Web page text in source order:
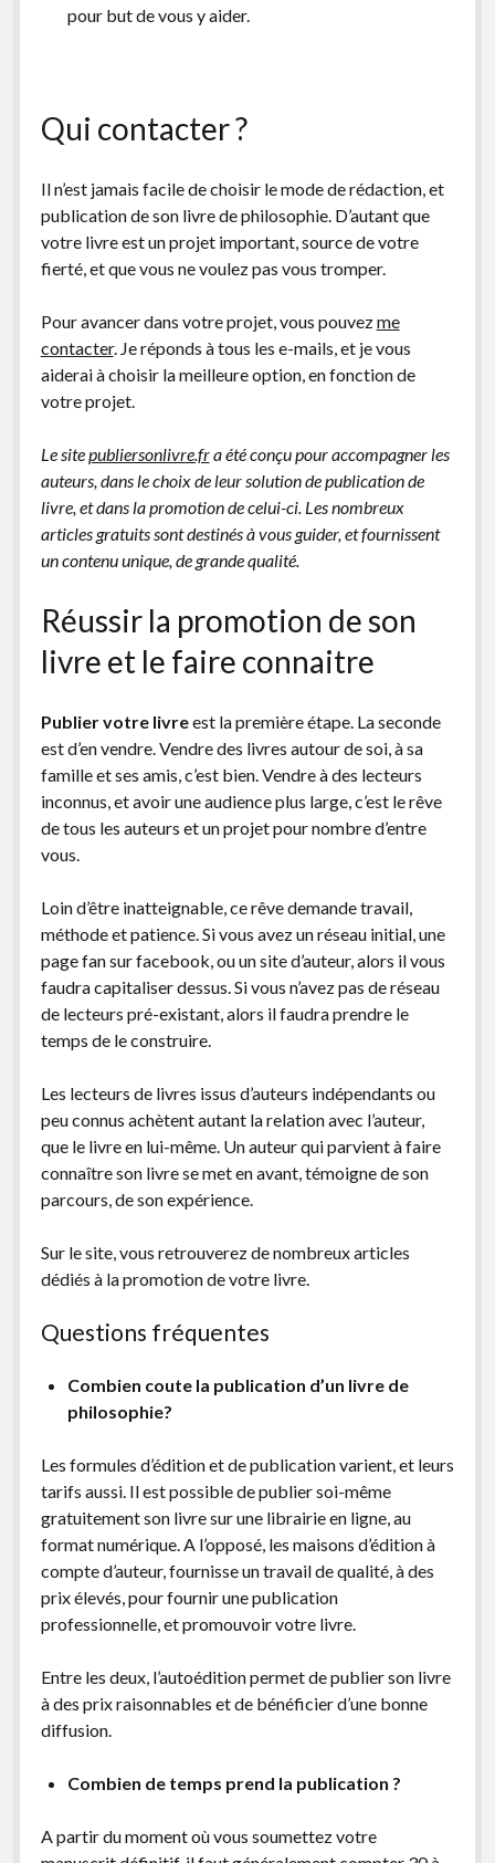
pour but de vous y aider.
Qui contacter ?
Il n’est jamais facile de choisir le mode de rédaction, et
publication de son livre de philosophie. D’autant que
votre livre est un projet important, source de votre
fierté, et que vous ne voulez pas vous tromper.
Pour avancer dans votre projet, vous pouvezme
contacter. Je réponds à tous les e-mails, et je vous
aiderai à choisir la meilleure option, en fonction de
votre projet.
Le sitepubliersonlivre.fra été conçu pour accompagner les
auteurs, dans le choix de leur solution de publication de
livre, et dans la promotion de celui-ci. Les nombreux
articles gratuits sont destinés à vous guider, et fournissent
un contenu unique, de grande qualité.
Réussir la promotion de son
livre et le faire connaitre
Publier votre livreest la première étape. La seconde
est d’en vendre. Vendre des livres autour de soi, à sa
famille et ses amis, c’est bien. Vendre à des lecteurs
inconnus, et avoir une audience plus large, c’est le rêve
de tous les auteurs et un projet pour nombre d’entre
vous.
Loin d’être inatteignable, ce rêve demande travail,
méthode et patience. Si vous avez un réseau initial, une
page fan sur facebook, ou un site d’auteur, alors il vous
faudra capitaliser dessus. Si vous n’avez pas de réseau
de lecteurs pré-existant, alors il faudra prendre le
temps de le construire.
Les lecteurs de livres issus d’auteurs indépendants ou
peu connus achètent autant la relation avec l’auteur,
que le livre en lui-même. Un auteur qui parvient à faire
connaître son livre se met en avant, témoigne de son
parcours, de son expérience.
Sur le site, vous retrouverez de nombreux articles
dédiés à la promotion de votre livre.
Questions fréquentes
Combien coute la publication d’un livre de
philosophie?
Les formules d’édition et de publication varient, et leurs
tarifs aussi. Il est possible de publier soi-même
gratuitement son livre sur une librairie en ligne, au
format numérique. A l’opposé, les maisons d’édition à
compte d’auteur, fournisse un travail de qualité, à des
prix élevés, pour fournir une publication
professionnelle, et promouvoir votre livre.
Entre les deux, l’autoédition permet de publier son livre
à des prix raisonnables et de bénéficier d’une bonne
diffusion.
Combien de temps prend la publication ?
A partir du moment où vous soumettez votre